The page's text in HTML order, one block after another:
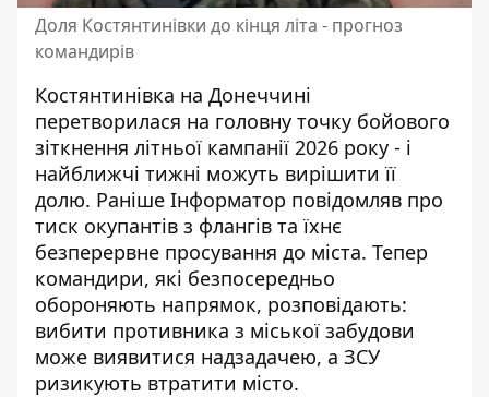
Доля Костянтинівки до кінця літа - прогноз
командирів
Костянтинівка на Донеччині
перетворилася на головну точку бойового
зіткнення літньої кампанії 2026 року - і
найближчі тижні можуть вирішити її
долю. Раніше Інформатор повідомляв про
тиск окупантів з флангів та їхнє
безперервне просування до міста. Тепер
командири, які безпосередньо
обороняють напрямок, розповідають:
вибити противника з міської забудови
може виявитися надзадачею, а ЗСУ
ризикують втратити місто.